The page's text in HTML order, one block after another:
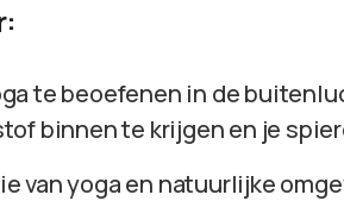
te beoefenen in de
binnen te krijgen en je
van yoga en natuurlijke